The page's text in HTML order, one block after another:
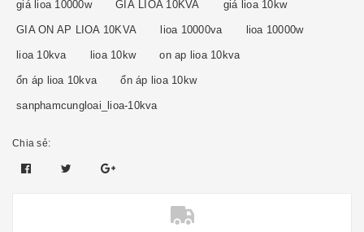
giá lioa 10000w GIÁ LIOA 10KVA giá lioa 10kw
GIA ON AP LIOA 10KVA lioa 10000va lioa 10000w
lioa 10kva lioa 10kw on ap lioa 10kva
ổn áp lioa 10kva ổn áp lioa 10kw
sanphamcungloai_lioa-10kva
Chia sẻ: